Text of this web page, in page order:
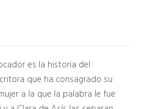
es la historia del
que ha consagrado su
a la que la palabra le fue